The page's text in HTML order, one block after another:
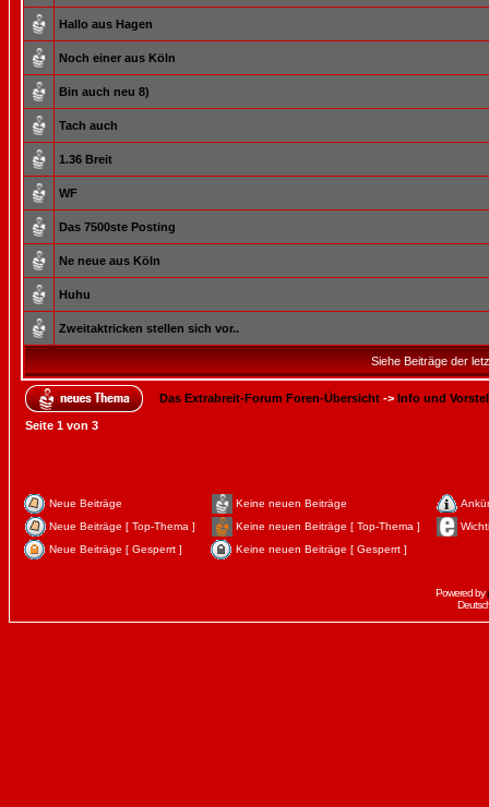
Hallo aus Hagen
Noch einer aus Köln
Bin auch neu 8)
Tach auch
1.36 Breit
WF
Das 7500ste Posting
Ne neue aus Köln
Huhu
Zweitaktricken stellen sich vor..
Siehe Beiträge der
Das Extrabreit-Forum Foren-Übersicht -> Info und
Seite 1 von 3
Neue Beiträge Keine neuen Beiträge
Neue Beiträge [ Top-Thema ]
Keine neuen Beiträge [ Top-Thema ]
Neue Beiträge [ Gesperrt ]
Keine neuen Beiträge [ Gesperrt ]
Powered by